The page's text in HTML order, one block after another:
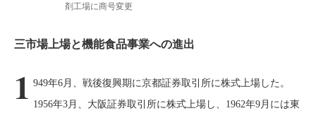
剤工場に商号変更
三市場上場と機能食品事業への進出
1 949年6月、戦後復興期に京都証券取引所に株式上場した。
1956年3月、大阪証券取引所に株式上場し、1962年9月には東